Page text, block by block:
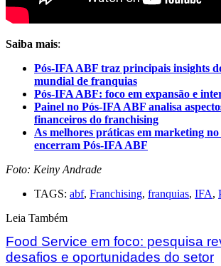
Saiba mais:
Pós-IFA ABF traz principais insights
mundial de franquias
Pós-IFA ABF: foco em expansão e
Painel no Pós-IFA ABF analisa
financeiros do franchising
As melhores práticas em marketing
encerram Pós-IFA ABF
Foto: Keiny Andrade
TAGS: abf, Franchising, franquias, IFA,
Leia Também
Food Service em foco: pesquisa
desafios e oportunidades do setor